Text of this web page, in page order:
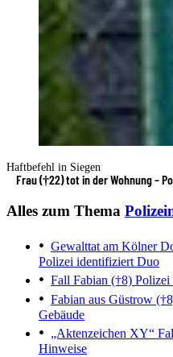
Haftbefehl in Siegen
Frau (†22) tot in der Wohnung –
Alles zum Thema
Gewalttat am Kölner
Polizei identifiziert Duo
Fall Fabian (†8) Polizei
Fabian aus Güstrow
Gebäude
„Aktenzeichen XY“
Hinweise